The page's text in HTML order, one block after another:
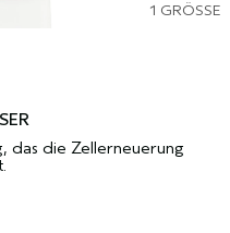
1 GRÖSSE
das die Zellerneuerung